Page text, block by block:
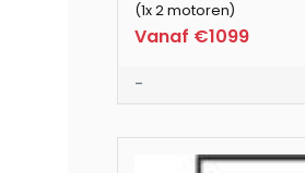
(1x 2 motoren)
Vanaf €1099
-